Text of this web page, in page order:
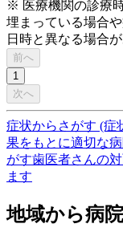
※ 医療機関の診療
埋まっている場合
日時と異なる場合
前へ
1
次へ
症状からさがす (症
果をもとに適切な
がす歯医者さんの
ます
地域から病